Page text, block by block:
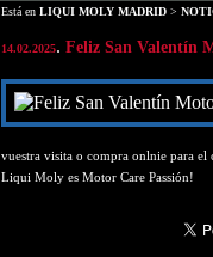
Está en LIQUI MOLY MADRID >
14.02.2025. Feliz San Valentín
vuestra visita o compra onlnie para
Liqui Moly es Motor Care Passión!